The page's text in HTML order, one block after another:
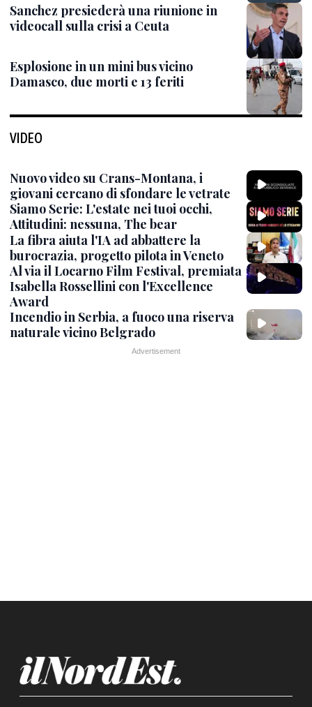
Sanchez presiederà una riunione in
videocall sulla crisi a Ceuta
Esplosione in un mini bus vicino
Damasco, due morti e 13 feriti
VIDEO
Nuovo video su Crans-Montana, i
giovani cercano di sfondare le vetrate
Siamo Serie: L'estate nei tuoi occhi,
Attitudini: nessuna, The bear
La fibra aiuta l'IA ad abbattere la
burocrazia, progetto pilota in Veneto
Al via il Locarno Film Festival, premiata
Isabella Rossellini con l'Excellence
Award
Incendio in Serbia, a fuoco una riserva
naturale vicino Belgrado